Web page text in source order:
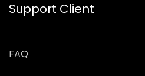
Support Client
FAQ